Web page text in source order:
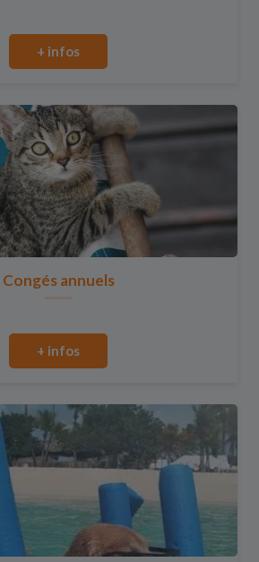
+ infos
Congés annuels
+ infos